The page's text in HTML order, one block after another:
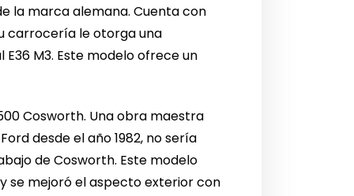
la marca alemana. Cuenta con
carrocería le otorga una
M3. Este modelo ofrece un
Cosworth. Una obra maestra
desde el año 1982, no sería
de Cosworth. Este modelo
se mejoró el aspecto exterior con